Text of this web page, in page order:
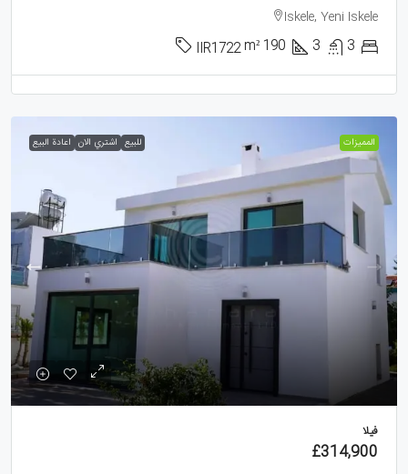
Iskele, Yeni Iskele
3
3
190
m²
IIR1722
الممیزات للبيع اشتري الان اعادة البيع
فيلا
£314,900